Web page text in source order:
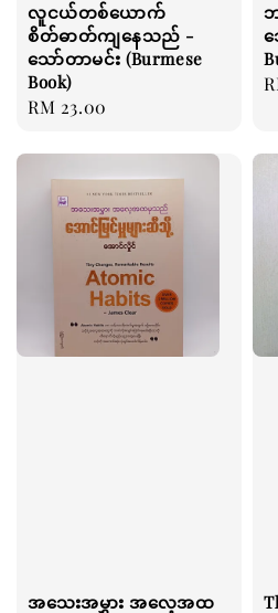
လူငယ်တစ်ယောက်
စိတ်ဓာတ်ကျနေသည် -
သော်တာမင်း (Burmese
Book)
Regular
RM 23.00
အသေးအမွှား အလေ့အထ